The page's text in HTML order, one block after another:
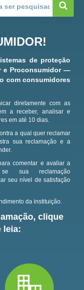
de proteção
e Proconsumidor —
com consumidores
diretamente com as
a receber, analisar e
em até 10 dias.
a qual quer reclamar
sua reclamação e a
comentar e avaliar a
sua reclamação
seu nível de satisfação
da instituição.
clique
leia: